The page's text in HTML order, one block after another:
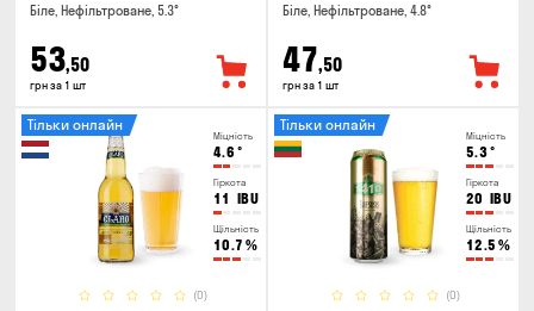
Біле, Нефільтроване, 5.3°
53,50
грн за 1 шт
Біле, Нефільтроване, 4.8°
47,50
грн за 1 шт
Міцність
4.6 °
Гіркота
11 IBU
Щільність
10.7 %
(0)
Тільки онлайн
Міцність
5.3°
Гіркота
20 IBU
Щільність
12.5 %
(0)
Тільки онлайн